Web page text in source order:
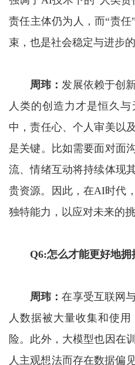
责任主体仍为人，而“责
束，也是社会稳定与进步的
周玮：发展依赖于创
人类的创造力才是恒久
中，责任心、个人审美以
是关键。比如需要面对面
流、情绪互动将持续体现
贵资源。因此，在AI时代
独特能力，以应对未来的挑
Q6:怎么才能更好地拥
周玮 ：在享受互联网
人数据被大量收集和使
险。此外，大模型也因在
人主观想法而存在数据偏